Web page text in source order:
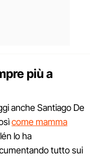
più a
anche Santiago De
come mamma
lo ha
tutto sui